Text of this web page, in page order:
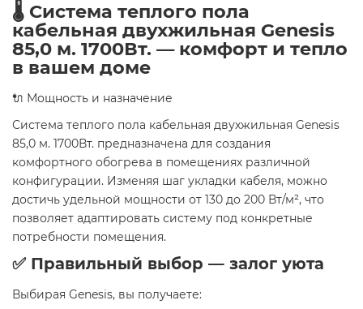
🌡️ Система теплого пола
кабельная двухжильная Genesis
85,0 м. 1700Вт. — комфорт и тепло
в вашем доме
🔌 Мощность и назначение
Система теплого пола кабельная двухжильная Genesis
85,0 м. 1700Вт. предназначена для создания
комфортного обогрева в помещениях различной
конфигурации. Изменяя шаг укладки кабеля, можно
достичь удельной мощности от 130 до 200 Вт/м², что
позволяет адаптировать систему под конкретные
потребности помещения.
✅ Правильный выбор — залог уюта
Выбирая Genesis, вы получаете: